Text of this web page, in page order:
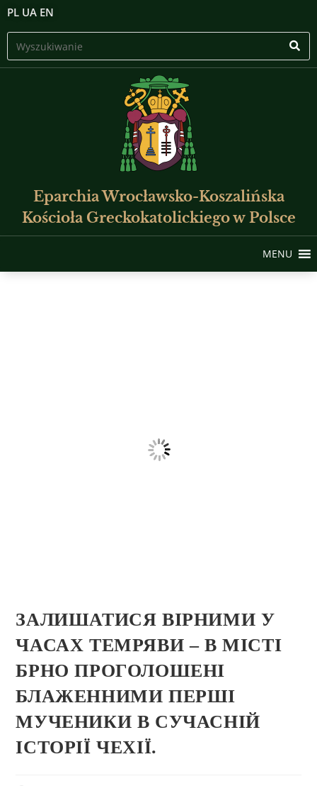
PL UA EN
Eparchia Wrocławsko-Koszalińska
Kościoła Greckokatolickiego w Polsce
MENU
ЗАЛИШАТИСЯ ВІРНИМИ У
ЧАСАХ ТЕМРЯВИ – В МІСТІ
БРНО ПРОГОЛОШЕНІ
БЛАЖЕННИМИ ПЕРШІ
МУЧЕНИКИ В СУЧАСНІЙ
ІСТОРІЇ ЧЕХІЇ.